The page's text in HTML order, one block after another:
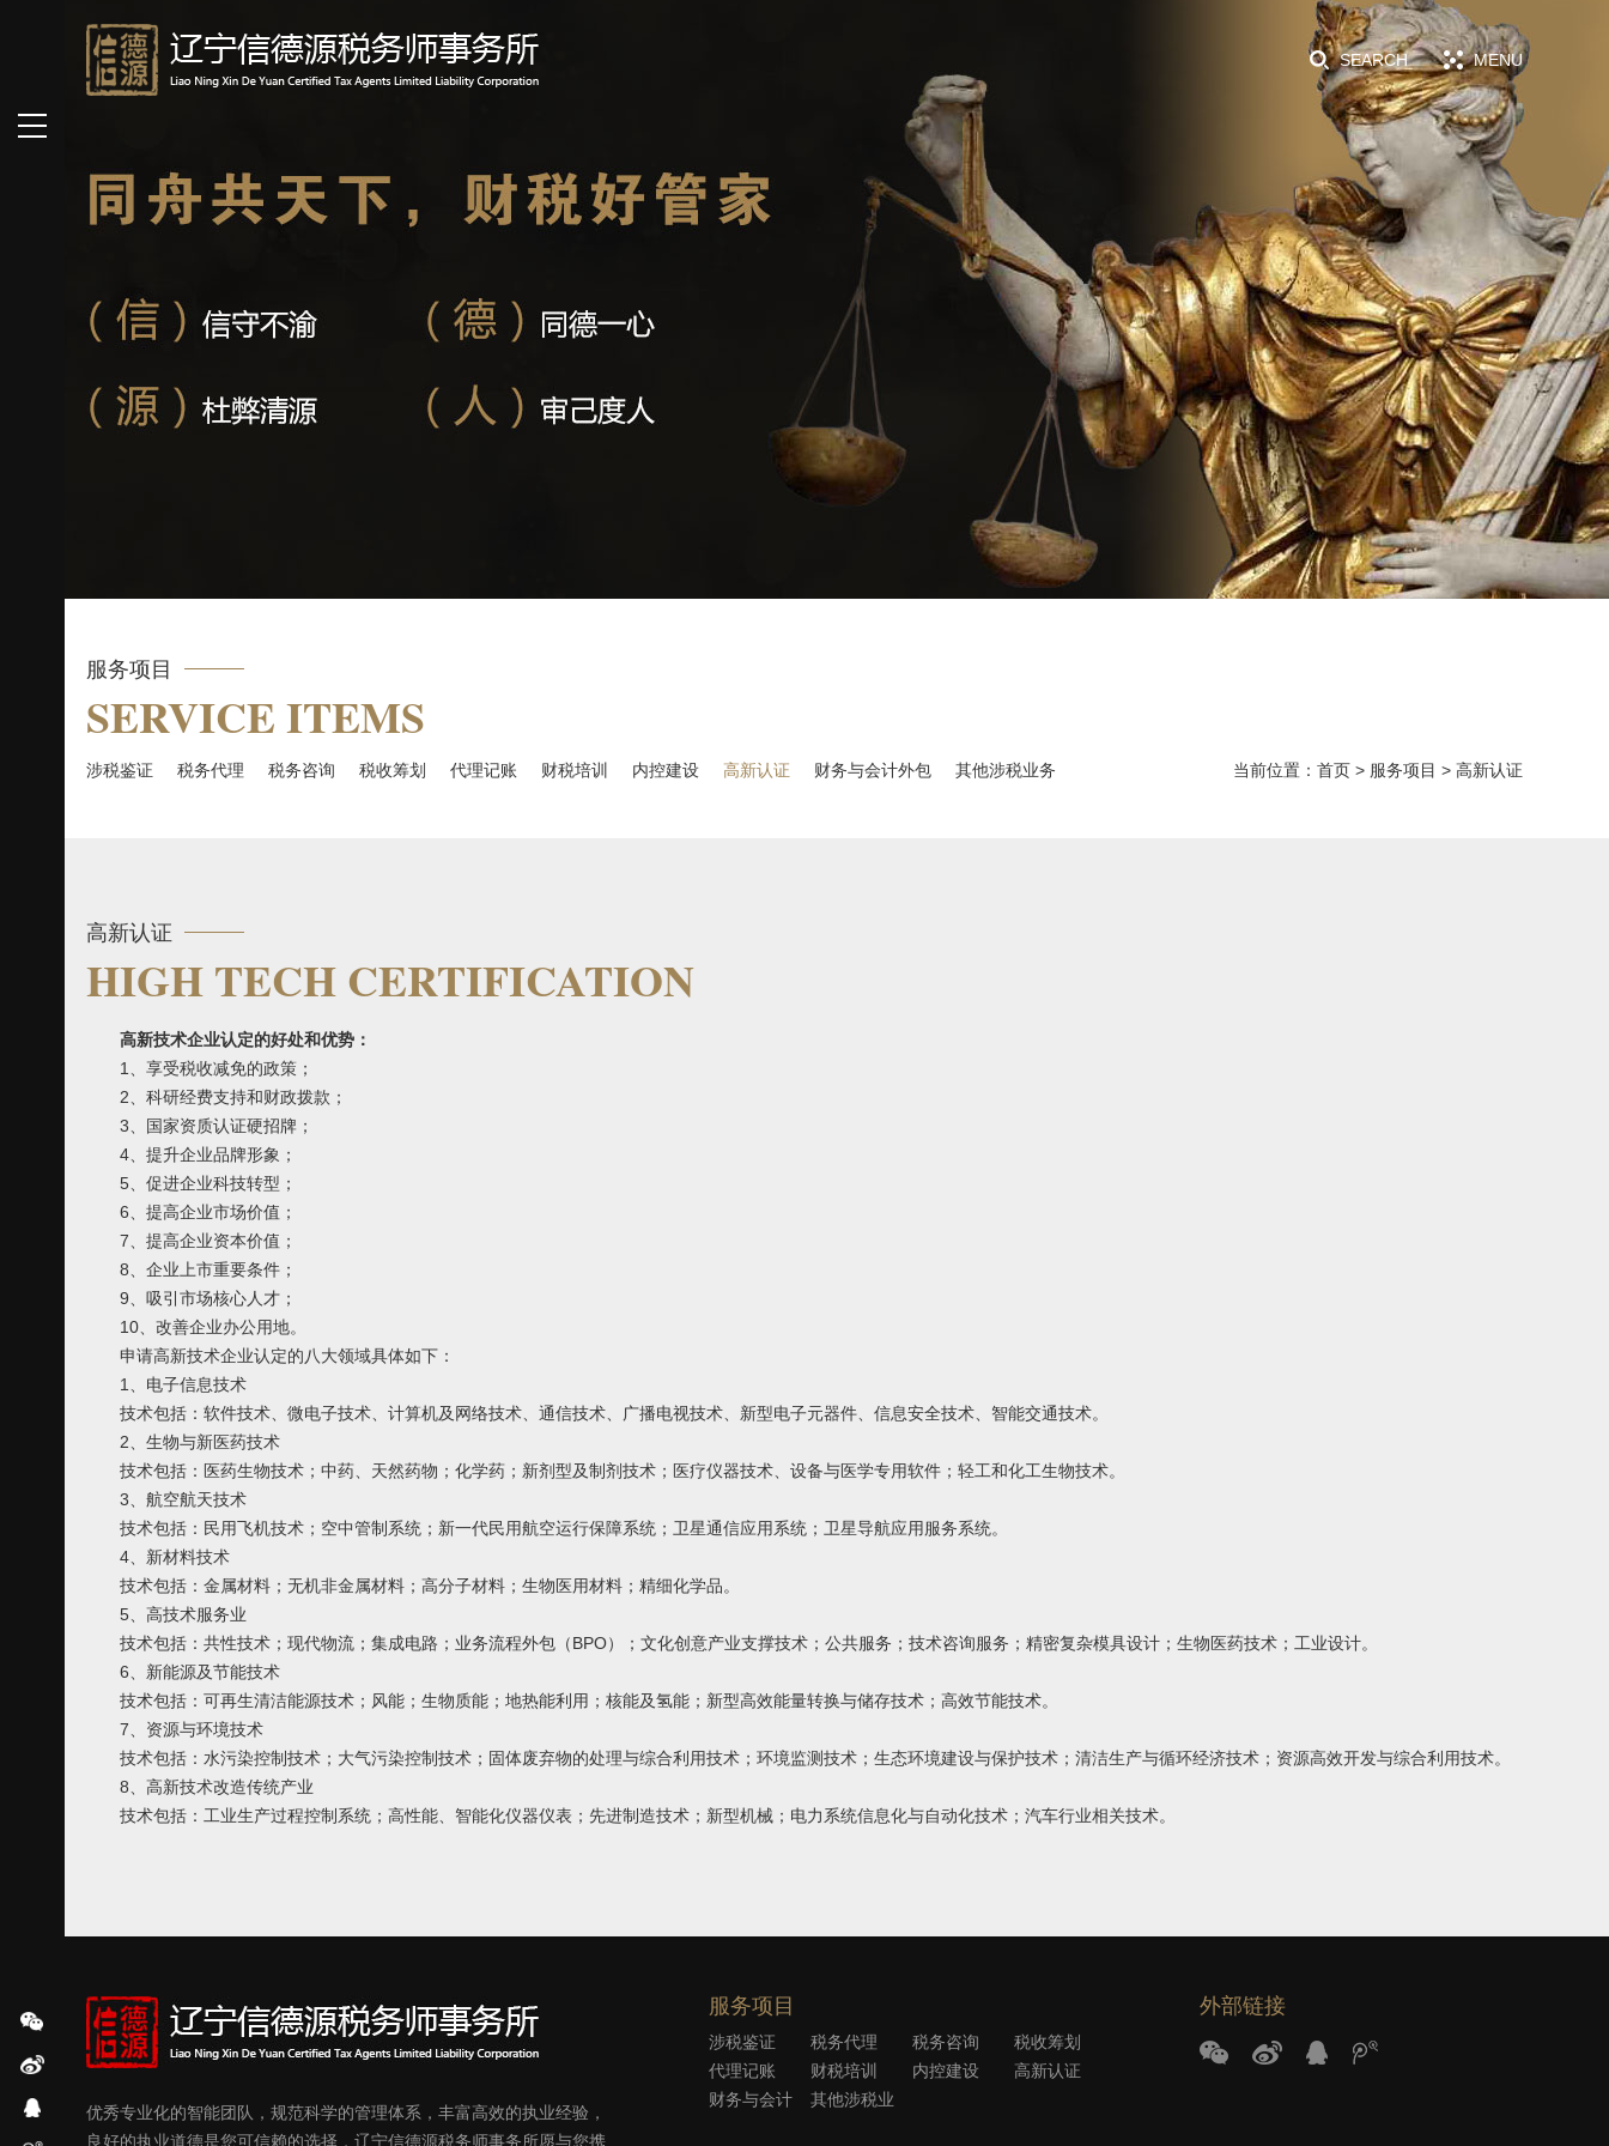
MENU
SEARCH
服务项目
SERVICE ITEMS
涉税鉴证 税务代理 税务咨询 税收筹划 代理记账 财税培训 内控建设 高新认证 财务与会计外包 其他涉税业务 当前位置： 首页 > 服务项目 > 高新认证
高新认证
HIGH TECH CERTIFICATION
高新技术企业认定的好处和优势：
1、享受税收减免的政策；
2、科研经费支持和财政拨款；
3、国家资质认证硬招牌；
4、提升企业品牌形象；
5、促进企业科技转型；
6、提高企业市场价值；
7、提高企业资本价值；
8、企业上市重要条件；
9、吸引市场核心人才；
10、改善企业办公用地。
申请高新技术企业认定的八大领域具体如下：
1、电子信息技术
技术包括：软件技术、微电子技术、计算机及网络技术、通信技术、广播电视技术、新型电子元器件、信息安全技术、智能交通技术。
2、生物与新医药技术
技术包括：医药生物技术；中药、天然药物；化学药；新剂型及制剂技术；医疗仪器技术、设备与医学专用软件；轻工和化工生物技术。
3、航空航天技术
技术包括：民用飞机技术；空中管制系统；新一代民用航空运行保障系统；卫星通信应用系统；卫星导航应用服务系统。
4、新材料技术
技术包括：金属材料；无机非金属材料；高分子材料；生物医用材料；精细化学品。
5、高技术服务业
技术包括：共性技术；现代物流；集成电路；业务流程外包（BPO）；文化创意产业支撑技术；公共服务；技术咨询服务；精密复杂模具设计；生物医药技术；工业设计。
6、新能源及节能技术
技术包括：可再生清洁能源技术；风能；生物质能；地热能利用；核能及氢能；新型高效能量转换与储存技术；高效节能技术。
7、资源与环境技术
技术包括：水污染控制技术；大气污染控制技术；固体废弃物的处理与综合利用技术；环境监测技术；生态环境建设与保护技术；清洁生产与循环经济技术；资源高效开发与综合利用技术。
8、高新技术改造传统产业
技术包括：工业生产过程控制系统；高性能、智能化仪器仪表；先进制造技术；新型机械；电力系统信息化与自动化技术；汽车行业相关技术。
优秀专业化的智能团队，规范科学的管理体系，丰富高效的执业经验，
良好的执业道德是您可信赖的选择，辽宁信德源税务师事务所愿与您携
服务项目
涉税鉴证 税务代理 税务咨询
税收筹划
代理记账
财税培训 内控建设
高新认证
财务与会计
其他涉税业
外部链接